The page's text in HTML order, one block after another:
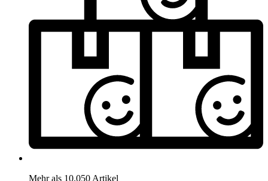
Mehr als 10.050 Artikel